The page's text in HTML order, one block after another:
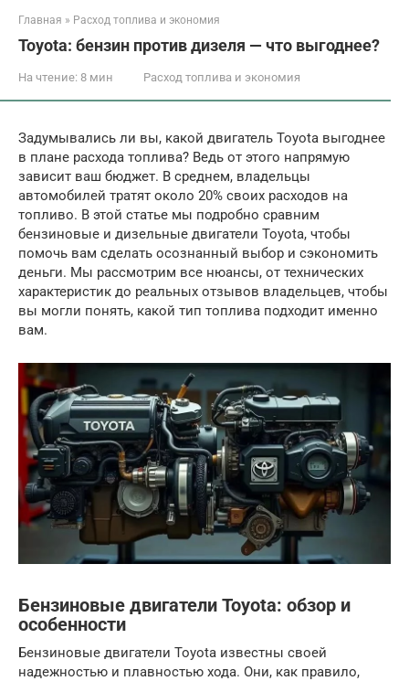
Главная » Расход топлива и экономия
Toyota: бензин против дизеля — что выгоднее?
На чтение: 8 мин Расход топлива и экономия
Задумывались ли вы, какой двигатель Toyota выгоднее
в плане расхода топлива? Ведь от этого напрямую
зависит ваш бюджет. В среднем, владельцы
автомобилей тратят около 20% своих расходов на
топливо. В этой статье мы подробно сравним
бензиновые и дизельные двигатели Toyota, чтобы
помочь вам сделать осознанный выбор и сэкономить
деньги. Мы рассмотрим все нюансы, от технических
характеристик до реальных отзывов владельцев, чтобы
вы могли понять, какой тип топлива подходит именно
вам.
Бензиновые двигатели Toyota: обзор и
особенности
Бензиновые двигатели Toyota известны своей
надежностью и плавностью хода. Они, как правило,